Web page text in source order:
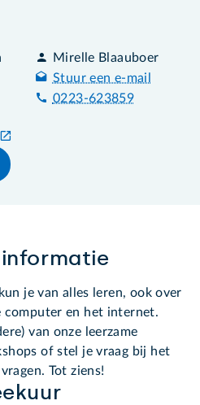
Mirelle Blaauboer
Stuur een e-mail
0223-623859
je van alles leren, ook over
computer en het internet.
van onze leerzame
of stel je vraag bij het
Tot ziens!